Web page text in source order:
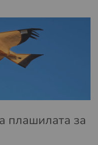
плашилата за